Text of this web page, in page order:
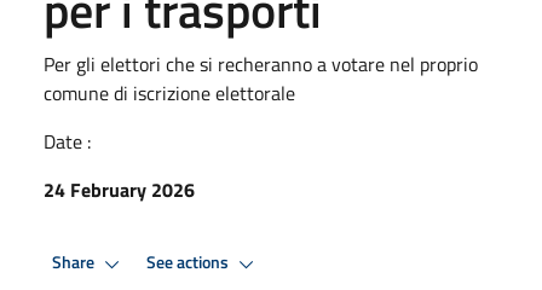
Per gli elettori che si recheranno a votare nel proprio
comune di iscrizione elettorale
Date :
24 February 2026
Share See actions